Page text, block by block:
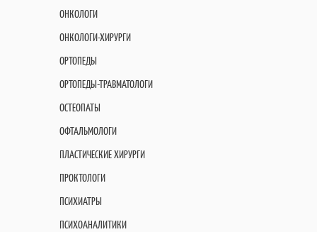
ОНКОЛОГИ
ОНКОЛОГИ-ХИРУРГИ
ОРТОПЕДЫ
ОРТОПЕДЫ-ТРАВМАТОЛОГИ
ОСТЕОПАТЫ
ОФТАЛЬМОЛОГИ
ПЛАСТИЧЕСКИЕ ХИРУРГИ
ПРОКТОЛОГИ
ПСИХИАТРЫ
ПСИХОАНАЛИТИКИ